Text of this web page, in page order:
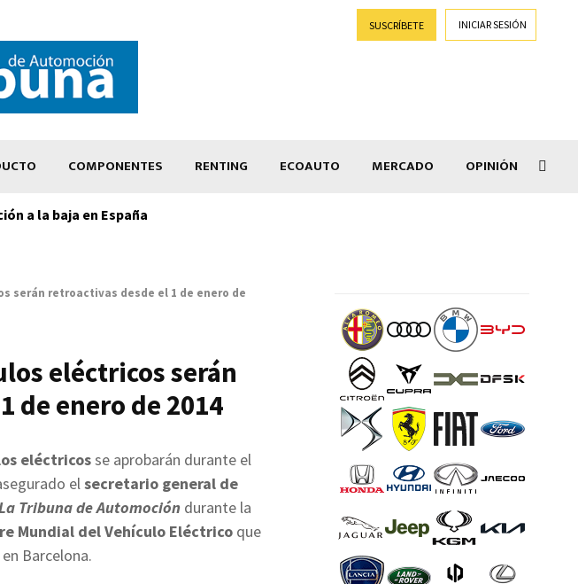
SUSCRÍBETE INICIAR SESIÓN
COMPONENTES RENTING ECOAUTO MERCADO OPINIÓN
a la baja en España
serán retroactivas desde el 1 de enero de
eléctricos serán
de enero de 2014
eléctricosse aprobarán durante el
elsecretario general de
Tribuna de Automoción durante la
Mundial del Vehículo Eléctricoque
Barcelona.